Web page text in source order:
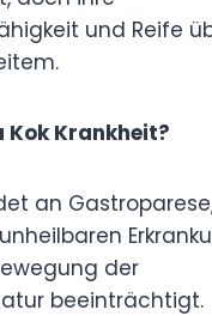
und Reife
Kok Krankheit?
an
der
beeinträchtigt.